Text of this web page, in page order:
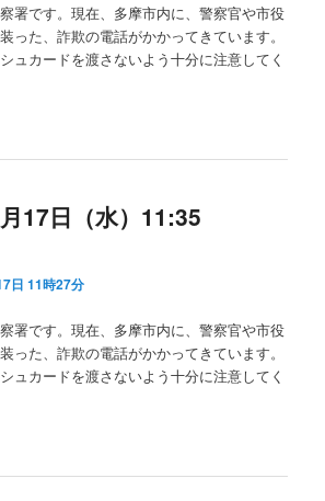
署です。現在、多摩市内に、警察官や市役
った、詐欺の電話がかかってきています。
ュカードを渡さないよう十分に注意してく
17日（水）11:35
日 11時27分
署です。現在、多摩市内に、警察官や市役
った、詐欺の電話がかかってきています。
ュカードを渡さないよう十分に注意してく